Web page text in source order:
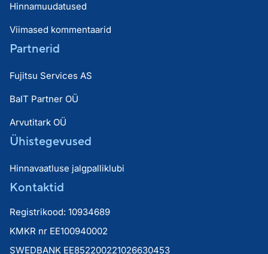
Hinnamuudatused
Viimased kommentaarid
Partnerid
Fujitsu Services AS
BaIT Partner OÜ
Arvutitark OÜ
Ühistegevused
Hinnavaatluse jalgpalliklubi
Kontaktid
Registrikood: 10934689
KMKR nr EE100940002
SWEDBANK EE852200221026630453